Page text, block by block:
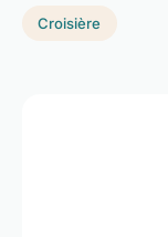
Croisière